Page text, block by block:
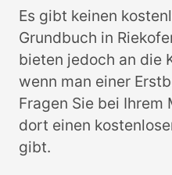
Es gibt keinen
Grundbuch in
bieten jedoch an die
wenn man einer
Fragen Sie bei Ihrem
dort einen
gibt.